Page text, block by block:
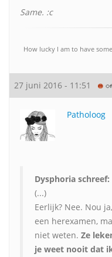
Same. :c
How lucky I am to have
27 juni 2016 - 11:51
Patholoog
Dysphoria schreef:
(...)
Eerlijk? Nee. Nou
een herexamen,
niet weten. Ze
je weet nooit dat